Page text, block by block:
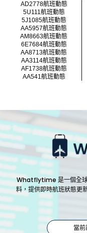
AD2778航班動態
5U111航班動態
5J1085航班動態
AA5957航班動態
AM8663航班動態
6E7684航班動態
AA8713航班動態
AA3114航班動態
AF1738航班動態
AA541航班動態
Whatflytime 是一個全球
料，提供即時航班狀態更
當前